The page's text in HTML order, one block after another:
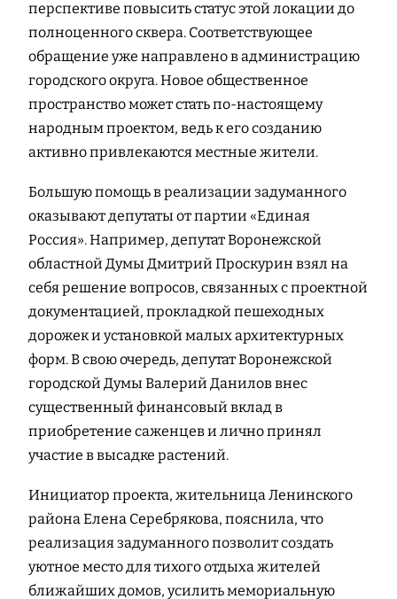
перспективе повысить статус этой локации до
полноценного сквера. Соответствующее
обращение уже направлено в администрацию
городского округа. Новое общественное
пространство может стать по-настоящему
народным проектом, ведь к его созданию
активно привлекаются местные жители.
Большую помощь в реализации задуманного
оказывают депутаты от партии «Единая
Россия». Например, депутат Воронежской
областной Думы Дмитрий Проскурин взял на
себя решение вопросов, связанных с проектной
документацией, прокладкой пешеходных
дорожек и установкой малых архитектурных
форм. В свою очередь, депутат Воронежской
городской Думы Валерий Данилов внес
существенный финансовый вклад в
приобретение саженцев и лично принял
участие в высадке растений.
Инициатор проекта, жительница Ленинского
района Елена Серебрякова, пояснила, что
реализация задуманного позволит создать
уютное место для тихого отдыха жителей
ближайших домов, усилить мемориальную